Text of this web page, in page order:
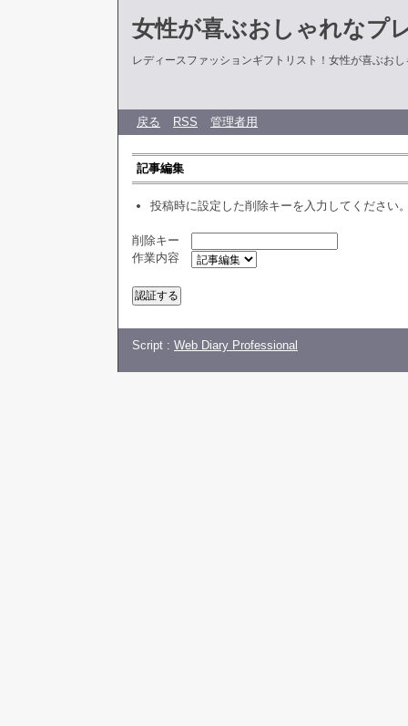
女性が喜ぶおしゃれなプ
レディースファッションギフトリスト！女性が喜ぶお
戻る RSS 管理者用
記事編集
投稿時に設定した削除キーを入力してください
削除キー
作業内容
Script : Web Diary Professional